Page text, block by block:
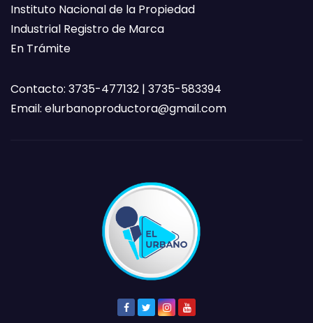
Instituto Nacional de la Propiedad
Industrial Registro de Marca
En Trámite
Contacto: 3735-477132 | 3735-583394
Email: elurbanoproductora@gmail.com